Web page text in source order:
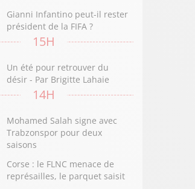
Gianni Infantino peut-il rester
président de la FIFA ?
15H
Un été pour retrouver du
désir - Par Brigitte Lahaie
14H
Mohamed Salah signe avec
Trabzonspor pour deux
saisons
Corse : le FLNC menace de
représailles, le parquet saisit